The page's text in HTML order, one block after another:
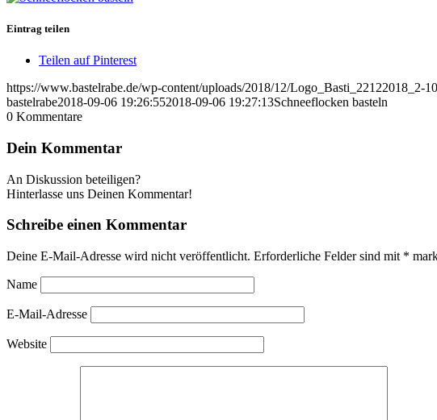
Eintrag teilen
Teilen auf Pinterest
https://www.bastelrabe.de/wp-content/uploads/2018/12/Logo_Basti_22122018_2-
bastelrabe2018-09-06 19:26:552018-09-06 19:27:13Schneeflocken basteln
0 Kommentare
Dein Kommentar
An Diskussion beteiligen?
Hinterlasse uns Deinen Kommentar!
Schreibe einen Kommentar
Deine E-Mail-Adresse wird nicht veröffentlicht. Erforderliche Felder sind mit *
Name
E-Mail-Adresse
Website